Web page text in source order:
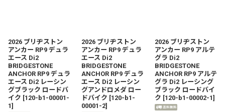
絞り込む
2026 ブリヂストン
アンカー RP9 デュラ
エース Di2
BRIDGESTONE
ANCHOR RP9 デュラ
エース Di2 レーシン
グブラック ロードバ
イク [120-b1-00001-
1]
2026 ブリヂストン
アンカー RP9 デュラ
エース Di2
BRIDGESTONE
ANCHOR RP9 デュラ
エース Di2 レーシン
グアンドロメダ ロー
ドバイク [120-b1-
00001-2]
2026 ブリヂストン
アンカー RP9 アルテ
グラ Di2
BRIDGESTONE
ANCHOR RP9 アルテ
グラ Di2 レーシング
ブラック ロードバイ
ク [120-b1-00002-1]